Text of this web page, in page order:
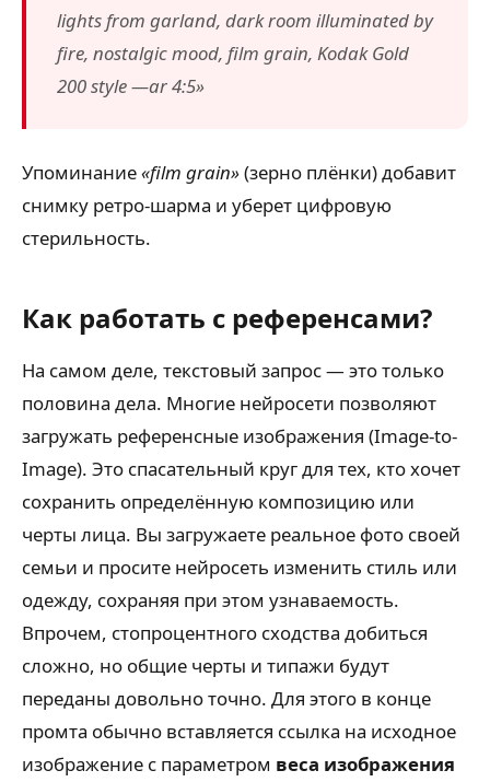
lights from garland, dark room illuminated by
fire, nostalgic mood, film grain, Kodak Gold
200 style —ar 4:5»
Упоминание«film grain»(зерно плёнки) добавит
снимку ретро-шарма и уберет цифровую
стерильность.
Как работать с референсами?
На самом деле, текстовый запрос — это только
половина дела. Многие нейросети позволяют
загружать референсные изображения (Image-to-
Image). Это спасательный круг для тех, кто хочет
сохранить определённую композицию или
черты лица. Вы загружаете реальное фото своей
семьи и просите нейросеть изменить стиль или
одежду, сохраняя при этом узнаваемость.
Впрочем, стопроцентного сходства добиться
сложно, но общие черты и типажи будут
переданы довольно точно. Для этого в конце
промта обычно вставляется ссылка на исходное
изображение с параметром веса изображения